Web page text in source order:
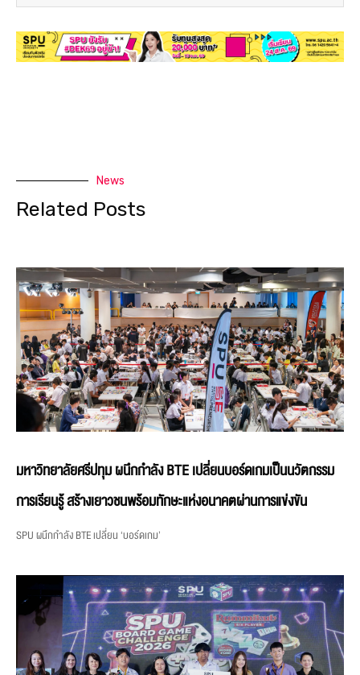
News
Related Posts
มหาวิทยาลัยศรีปทุม ผนึกกำลัง BTE เปลี่ยนบอร์ดเกมเป็นนวัตกรรม
การเรียนรู้ สร้างเยาวชนพร้อมทักษะแห่งอนาคตผ่านการแข่งขัน
SPU ผนึกกำลัง BTE เปลี่ยน ‘บอร์ดเกม’